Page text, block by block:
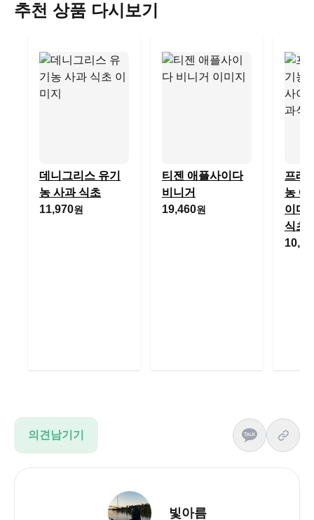
추천 상품 다시보기
데니그리스 유기
농 사과 식초
11,970원
티젠 애플사이다
비니거
19,460원
프레
농 애
이다
식초
의견남기기
빛아름